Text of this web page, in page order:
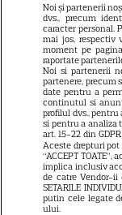
Noi și partenerii
dvs., precum
caracter personal.
mai jos,
moment pe
raportate
Noi si partenerii
partenere, precum
date pentru a
continutul si
profilul dvs.,
si pentru a analiza
art. 15-22 din
Aceste drepturi
“ACCEPT
implica inclusiv
de catre Vendor-ii
SETARILE
putin cele legate
ului.